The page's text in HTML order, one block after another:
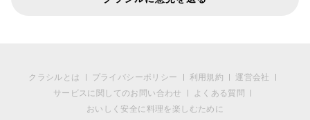
クラシルとは プライバシーポリシー 利用規約
運営会社
サービスに関してのお問い合わせ
よくある質問
おいしく安全に料理を楽しむために